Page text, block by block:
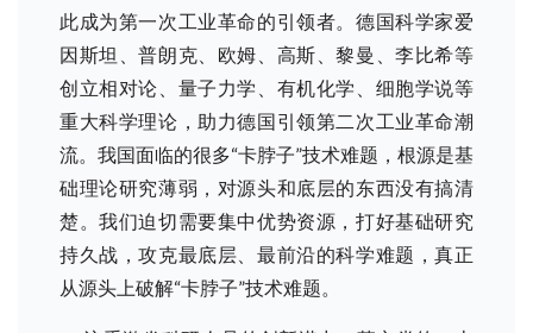
此成为第一次工业革命的引领者。德国科学家爱
因斯坦、普朗克、欧姆、高斯、黎曼、李比希等
创立相对论、量子力学、有机化学、细胞学说等
重大科学理论，助力德国引领第二次工业革命潮
流。我国面临的很多“卡脖子”技术难题，根源是基
础理论研究薄弱，对源头和底层的东西没有搞清
楚。我们迫切需要集中优势资源，打好基础研究
持久战，攻克最底层、最前沿的科学难题，真正
从源头上破解“卡脖子”技术难题。